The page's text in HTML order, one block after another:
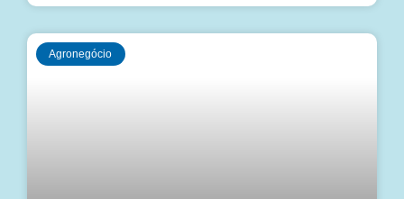
Agronegócio